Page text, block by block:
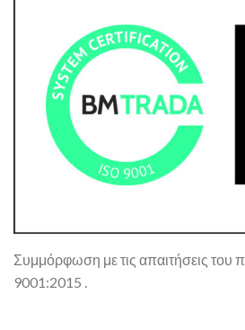
Συμμόρφωση με τις απαιτήσεις του
9001:2015 .